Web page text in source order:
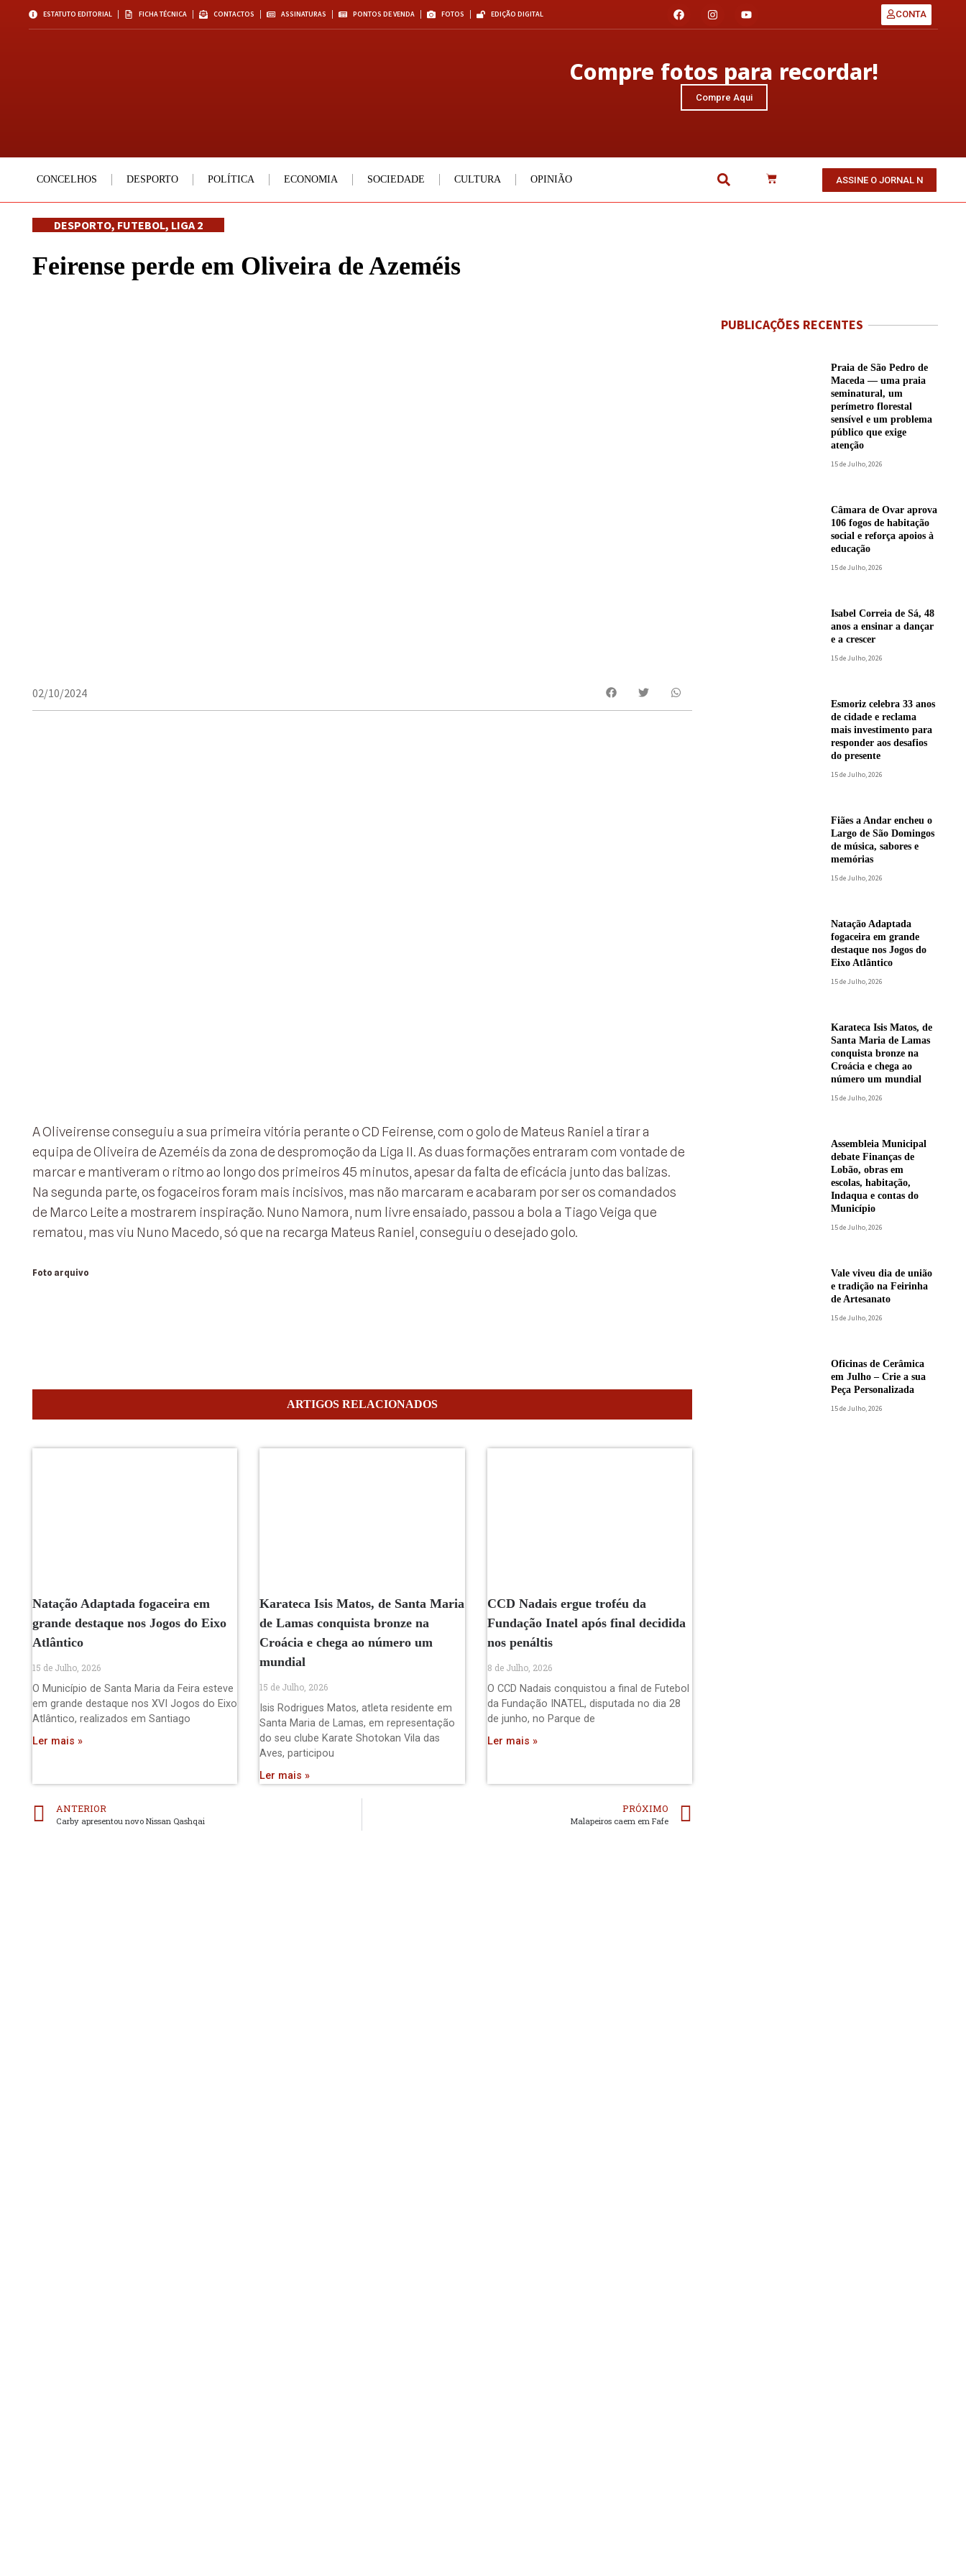
ESTATUTO EDITORIAL FICHA TÉCNICA CONTACTOS ASSINATURAS PONTOS DE VENDA FOTOS EDIÇÃO DIGITAL CONTA
Compre fotos para recordar!
Compre Aqui
CONCELHOS DESPORTO POLÍTICA ECONOMIA SOCIEDADE CULTURA OPINIÃO ASSINE O JORNAL N
DESPORTO, FUTEBOL, LIGA 2
Feirense perde em Oliveira de Azeméis
02/10/2024
A Oliveirense conseguiu a sua primeira vitória perante o CD Feirense, com o golo de Mateus Raniel a tirar a
equipa de Oliveira de Azeméis da zona de despromoção da Liga II. As duas formações entraram com vontade de
marcar e mantiveram o ritmo ao longo dos primeiros 45 minutos, apesar da falta de eficácia junto das balizas.
Na segunda parte, os fogaceiros foram mais incisivos, mas não marcaram e acabaram por ser os comandados
de Marco Leite a mostrarem inspiração. Nuno Namora, num livre ensaiado, passou a bola a Tiago Veiga que
rematou, mas viu Nuno Macedo, só que na recarga Mateus Raniel, conseguiu o desejado golo.
Foto arquivo
ARTIGOS RELACIONADOS
Natação Adaptada fogaceira em
grande destaque nos Jogos do Eixo
Atlântico
15 de Julho, 2026
O Município de Santa Maria da Feira esteve
em grande destaque nos XVI Jogos do Eixo
Atlântico, realizados em Santiago
Ler mais »
Karateca Isis Matos, de Santa Maria
de Lamas conquista bronze na
Croácia e chega ao número um
mundial
15 de Julho, 2026
Isis Rodrigues Matos, atleta residente em
Santa Maria de Lamas, em representação
do seu clube Karate Shotokan Vila das
Aves, participou
Ler mais »
CCD Nadais ergue troféu da
Fundação Inatel após final decidida
nos penáltis
8 de Julho, 2026
O CCD Nadais conquistou a final de Futebol
da Fundação INATEL, disputada no dia 28
de junho, no Parque de
Ler mais »
ANTERIOR
Carby apresentou novo Nissan Qashqai
PRÓXIMO
Malapeiros caem em Fafe
PUBLICAÇÕES RECENTES
Praia de São Pedro de
Maceda — uma praia
seminatural, um
perímetro florestal
sensível e um problema
público que exige
atenção
15 de Julho, 2026
Câmara de Ovar aprova
106 fogos de habitação
social e reforça apoios à
educação
15 de Julho, 2026
Isabel Correia de Sá, 48
anos a ensinar a dançar
e a crescer
15 de Julho, 2026
Esmoriz celebra 33 anos
de cidade e reclama
mais investimento para
responder aos desafios
do presente
15 de Julho, 2026
Fiães a Andar encheu o
Largo de São Domingos
de música, sabores e
memórias
15 de Julho, 2026
Natação Adaptada
fogaceira em grande
destaque nos Jogos do
Eixo Atlântico
15 de Julho, 2026
Karateca Isis Matos, de
Santa Maria de Lamas
conquista bronze na
Croácia e chega ao
número um mundial
15 de Julho, 2026
Assembleia Municipal
debate Finanças de
Lobão, obras em
escolas, habitação,
Indaqua e contas do
Município
15 de Julho, 2026
Vale viveu dia de união
e tradição na Feirinha
de Artesanato
15 de Julho, 2026
Oficinas de Cerâmica
em Julho – Crie a sua
Peça Personalizada
15 de Julho, 2026